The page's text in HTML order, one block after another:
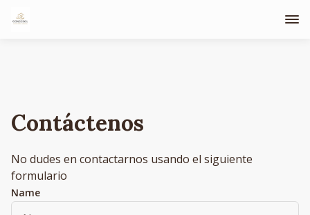
Contáctenos
No dudes en contactarnos usando el siguiente
formulario
Name